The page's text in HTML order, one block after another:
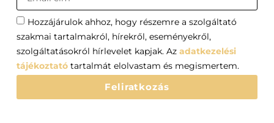
Hozzájárulok ahhoz, hogy részemre a szolgáltató
szakmai tartalmakról, hírekről, eseményekről,
szolgáltatásokról hírlevelet kapjak. Az adatkezelési
tájékoztatótartalmát elolvastam és megismertem.
Feliratkozás